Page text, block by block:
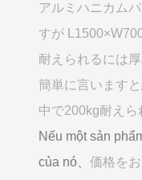
アルミハニカム
すが
耐えられるには
簡単に言います
中で200kg耐えら
Nếu một sản
của nó、 価格を